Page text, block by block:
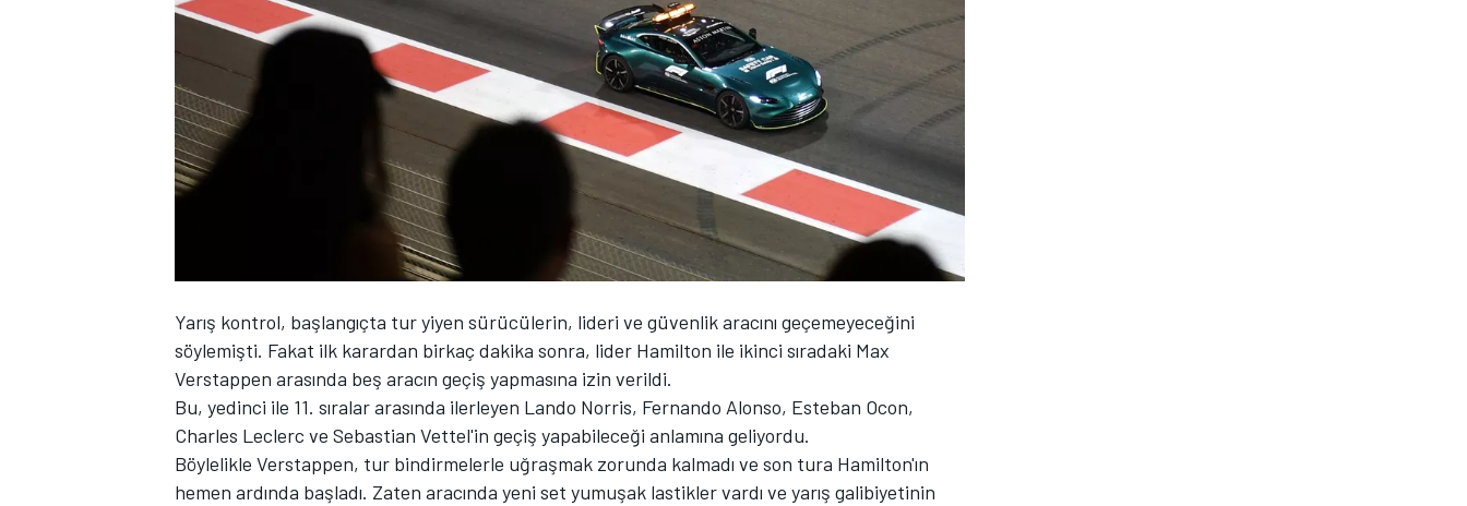
WRC
Yarış kontrol, başlangıçta tur yiyen sürücülerin, lideri ve güvenlik aracını geçemeyeceğini
söylemişti. Fakat ilk karardan birkaç dakika sonra, lider Hamilton ile ikinci sıradaki Max
Verstappen arasında beş aracın geçiş yapmasına izin verildi.
Bu, yedinci ile 11. sıralar arasında ilerleyen Lando Norris, Fernando Alonso, Esteban Ocon,
Charles Leclerc ve Sebastian Vettel'in geçiş yapabileceği anlamına geliyordu.
Böylelikle Verstappen, tur bindirmelerle uğraşmak zorunda kalmadı ve son tura Hamilton'ın
hemen ardında başladı. Zaten aracında yeni set yumuşak lastikler vardı ve yarış galibiyetinin